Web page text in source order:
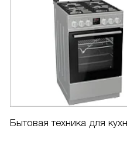
Бытовая техника для